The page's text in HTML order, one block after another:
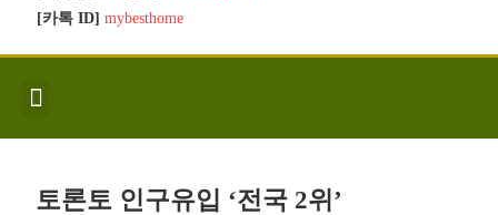
[카톡 ID] mybesthome
토론토 인구유입 ‘전국 2위’